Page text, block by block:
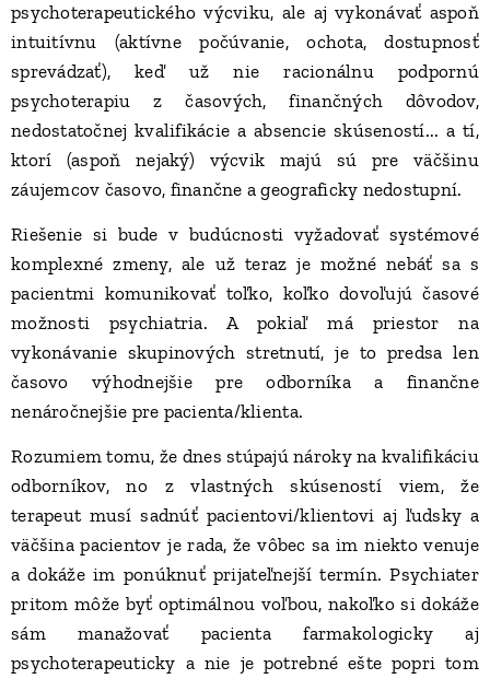
psychoterapeutického výcviku, ale aj vykonávať aspoň
intuitívnu (aktívne počúvanie, ochota, dostupnosť
sprevádzať), keď už nie racionálnu podpornú
psychoterapiu z časových, finančných dôvodov,
nedostatočnej kvalifikácie a absencie skúseností... a tí,
ktorí (aspoň nejaký) výcvik majú sú pre väčšinu
záujemcov časovo, finančne a geograficky nedostupní.
Riešenie si bude v budúcnosti vyžadovať systémové
komplexné zmeny, ale už teraz je možné nebáť sa s
pacientmi komunikovať toľko, koľko dovoľujú časové
možnosti psychiatria. A pokiaľ má priestor na
vykonávanie skupinových stretnutí, je to predsa len
časovo výhodnejšie pre odborníka a finančne
nenáročnejšie pre pacienta/klienta.
Rozumiem tomu, že dnes stúpajú nároky na kvalifikáciu
odborníkov, no z vlastných skúseností viem, že
terapeut musí sadnúť pacientovi/klientovi aj ľudsky a
väčšina pacientov je rada, že vôbec sa im niekto venuje
a dokáže im ponúknuť prijateľnejší termín. Psychiater
pritom môže byť optimálnou voľbou, nakoľko si dokáže
sám manažovať pacienta farmakologicky aj
psychoterapeuticky a nie je potrebné ešte popri tom